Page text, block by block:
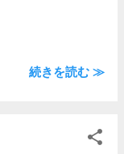
続きを読む ≫